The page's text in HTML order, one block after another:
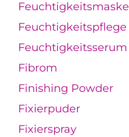
Feuchtigkeitsmaske
Feuchtigkeitspflege
Feuchtigkeitsserum
Fibrom
Finishing Powder
Fixierpuder
Fixierspray